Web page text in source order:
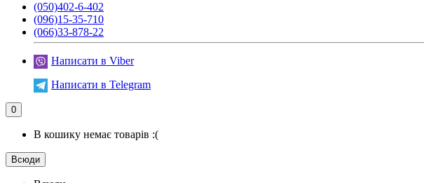
(050)402-6-402
(096)15-35-710
(066)33-878-22
Написати в Viber
Написати в Telegram
0
В кошику немає товарів :(
Всюди